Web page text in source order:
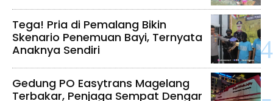
Tega! Pria di Pemalang Bikin
Skenario Penemuan Bayi, Ternyata
Anaknya Sendiri
Gedung PO Easytrans Magelang
Terbakar, Penjaga Sempat Dengar